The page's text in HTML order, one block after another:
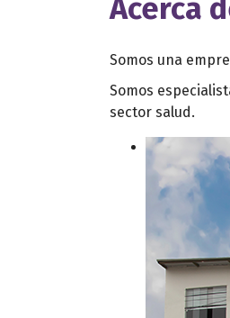
Acerca
Somos una
Somos
sector salud.